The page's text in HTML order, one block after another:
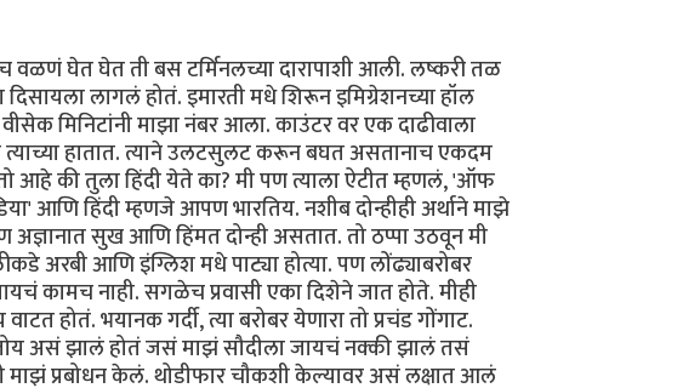
वळणं घेत घेत ती बस टर्मिनलच्या दारापाशी आली. लष्करी तळ
लागलं होतं. इमारती मधे शिरून इमिग्रेशनच्या हॉल
मिनिटांनी माझा नंबर आला. काउंटर वर एक दाढीवाला
त्याच्या हातात. त्याने उलटसुलट करून बघत असतानाच एकदम
आहे की तुला हिंदी येते का? मी पण त्याला ऐटीत म्हणलं, 'ऑफ
आणि हिंदी म्हणजे आपण भारतिय. नशीब दोन्हीही अर्थाने माझे
अज्ञानात सुख आणि हिंमत दोन्ही असतात. तो ठप्पा उठवून मी
अरबी आणि इंग्लिश मधे पाट्या होत्या. पण लोंढ्याबरोबर
कामच नाही. सगळेच प्रवासी एका दिशेने जात होते. मीही
होतं. भयानक गर्दी, त्या बरोबर येणारा तो प्रचंड गोंगाट.
असं झालं होतं जसं माझं सौदीला जायचं नक्की झालं तसं
माझं प्रबोधन केलं. थोडीफार चौकशी केल्यावर असं लक्षात आलं